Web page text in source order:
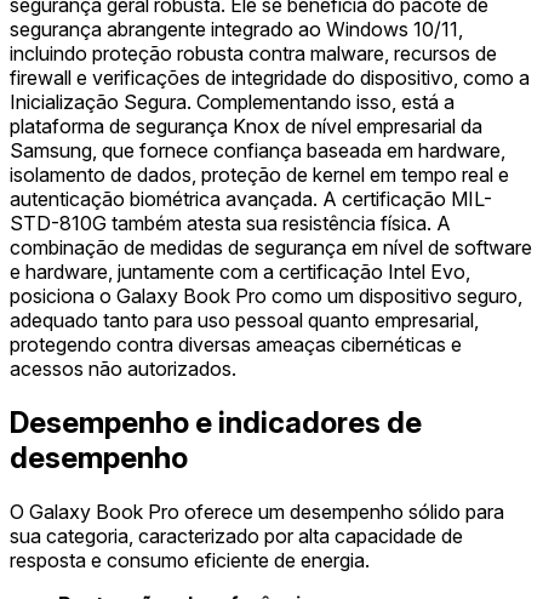
segurança geral robusta. Ele se beneficia do pacote de
segurança abrangente integrado ao Windows 10/11,
incluindo proteção robusta contra malware, recursos de
firewall e verificações de integridade do dispositivo, como a
Inicialização Segura. Complementando isso, está a
plataforma de segurança Knox de nível empresarial da
Samsung, que fornece confiança baseada em hardware,
isolamento de dados, proteção de kernel em tempo real e
autenticação biométrica avançada. A certificação MIL-
STD-810G também atesta sua resistência física. A
combinação de medidas de segurança em nível de software
e hardware, juntamente com a certificação Intel Evo,
posiciona o Galaxy Book Pro como um dispositivo seguro,
adequado tanto para uso pessoal quanto empresarial,
protegendo contra diversas ameaças cibernéticas e
acessos não autorizados.
Desempenho e indicadores de
desempenho
O Galaxy Book Pro oferece um desempenho sólido para
sua categoria, caracterizado por alta capacidade de
resposta e consumo eficiente de energia.